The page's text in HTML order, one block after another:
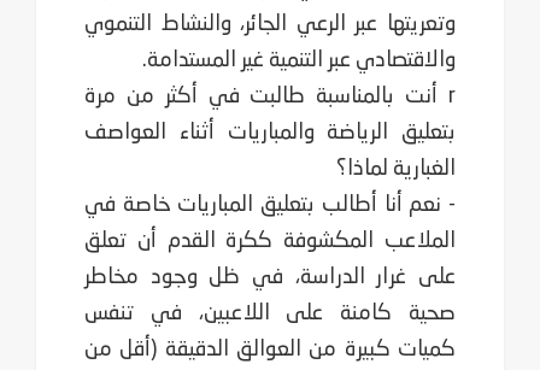
‏‏‏وتعريتها عبر الرعي الجائر، والنشاط التنموي
والاقتصادي عبر التنمية غير المستدامة.‏
r أنت بالمناسبة طالبت في أكثر من مرة
بتعليق الرياضة والمباريات أثناء العواصف
الغبارية لماذا؟
- نعم أنا أطالب بتعليق المباريات خاصة في
الملاعب المكشوفة ككرة القدم أن تعلق
على غرار الدراسة، ‏‏في ظل وجود مخاطر
صحية كامنة على اللاعبين، في تنفس
كميات كبيرة من العوالق الدقيقة (أقل من